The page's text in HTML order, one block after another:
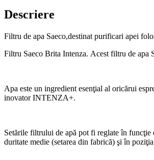
Descriere
Filtru de apa Saeco,destinat purificari apei
Filtru Saeco Brita Intenza. Acest filtru de apa
Apa este un ingredient esenţial al oricărui
inovator INTENZA+.
Setările filtrului de apă pot fi reglate în funcţie
duritate medie (setarea din fabrică) şi în